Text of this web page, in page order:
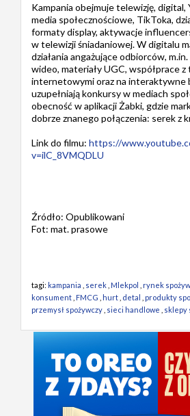
Kampania obejmuje telewizję, digital,
media społecznościowe, TikToka,
formaty display, aktywacje
w telewizji śniadaniowej. W digitalu
działania angażujące odbiorców,
wideo, materiały UGC, współprace
internetowymi oraz na interaktywne
uzupełniają konkursy w mediach
obecność w aplikacji Żabki, gdzie
dobrze znanego połączenia: serek z
Link do filmu: https://
v=ilC_8VMQDLU
Źródło: Opublikowani
Fot: mat. prasowe
tagi: kampania serek Mlekpol rynek
konsument FMCG hurt detal produkty
przemysł spożywczy sieci handlowe sklepy